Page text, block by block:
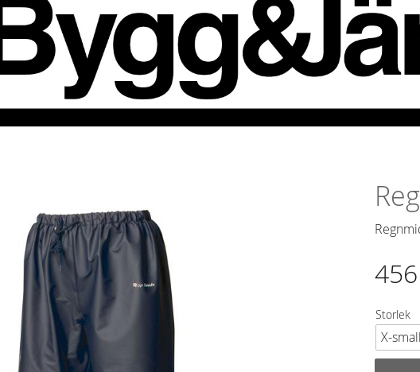
456
Storlek